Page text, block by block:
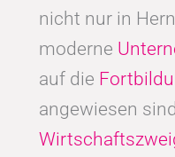
nicht nur in
moderne
auf die
angewiesen